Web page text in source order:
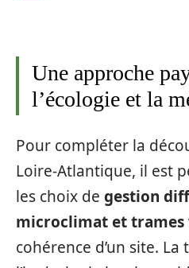
Une approche
l’écologie et la
Pour compléter la
Loire-Atlantique, il est
les choix de gestion
microclimat et trames
cohérence d’un site.